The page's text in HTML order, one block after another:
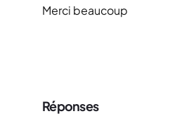
Merci beaucoup
Réponses